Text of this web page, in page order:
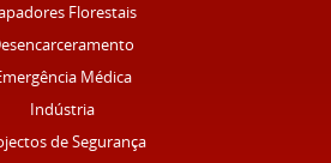
Florestais
Médica
Indústria
de Segurança